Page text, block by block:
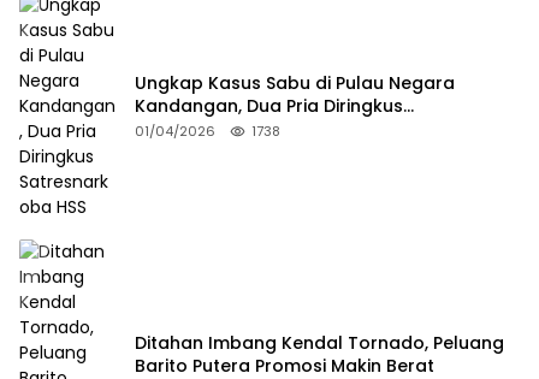
Ungkap Kasus Sabu di Pulau Negara
Kandangan, Dua Pria Diringkus
Satresnarkoba HSS
01/04/2026 1738
Ditahan Imbang Kendal Tornado, Peluang
Barito Putera Promosi Makin Berat